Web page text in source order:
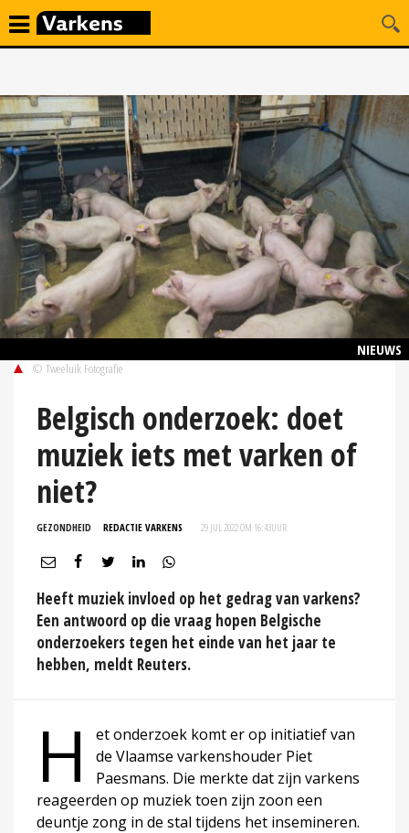
NIEUWS
© Tweeluik Fotografie
Belgisch onderzoek: doet
muziek iets met varken of
niet?
GEZONDHEID REDACTIE VARKENS 29 JUL 2022 OM 16:43UUR
Heeft muziek invloed op het gedrag van varkens?
Een antwoord op die vraag hopen Belgische
onderzoekers tegen het einde van het jaar te
hebben, meldt Reuters.
H
et onderzoek komt er op initiatief van
de Vlaamse varkenshouder Piet
Paesmans. Die merkte dat zijn varkens
reageerden op muziek toen zijn zoon een
deuntje zong in de stal tijdens het insemineren.